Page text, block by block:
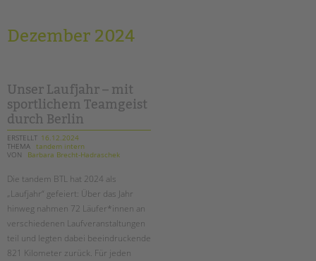
Förderzentren
Kollegs
EFöB
Schulbezogene Sozialarbeit
Tagesgruppen
HILFEN ZUR ERZIEHUNG
EINGLIEDERUNGSHILFE
BETREUTES WOHNEN
Suchen
Dezember 2024
Unser Laufjahr – mit
sportlichem Teamgeist
durch Berlin
ERSTELLT 16.12.2024
THEMA tandem intern
VON
Barbara Brecht-Hadraschek
Die tandem BTL hat 2024 als
„Laufjahr“ gefeiert: Über das Jahr
hinweg nahmen 72 Läufer*innen an
verschiedenen Laufveranstaltungen
teil und legten dabei beeindruckende
821 Kilometer zurück. Für jeden